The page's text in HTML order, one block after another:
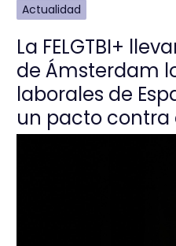
Actualidad
La FELGTBI+
de Ámsterdam
laborales de
un pacto contra